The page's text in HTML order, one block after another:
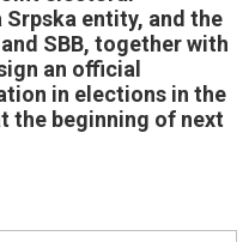
Srpska entity, and the
SBB, together with
an official
in elections in the
the beginning of next